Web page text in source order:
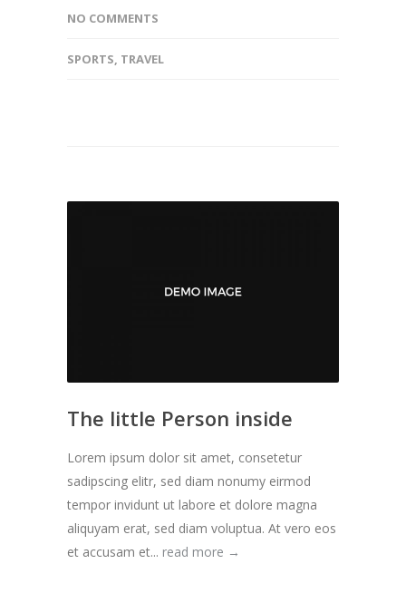
NO COMMENTS
SPORTS, TRAVEL
The little Person inside
Lorem ipsum dolor sit amet, consetetur
sadipscing elitr, sed diam nonumy eirmod
tempor invidunt ut labore et dolore magna
aliquyam erat, sed diam voluptua. At vero eos
et accusam et... read more →